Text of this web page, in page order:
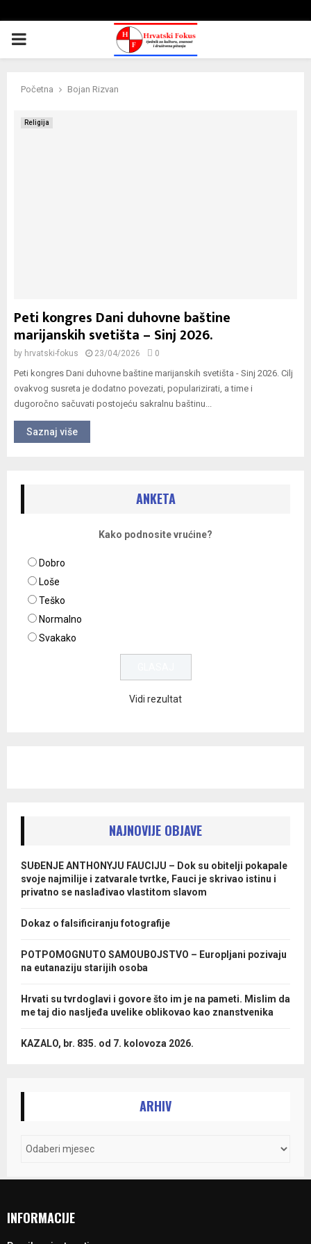
PRIMARY
Početna Bojan Rizvan
Religija
Peti kongres Dani duhovne baštine
marijanskih svetišta – Sinj 2026.
by hrvatski-fokus 23/04/2026 0
Peti kongres Dani duhovne baštine marijanskih svetišta - Sinj 2026. Cilj
ovakvog susreta je dodatno povezati, popularizirati, a time i
dugoročno sačuvati postojeću sakralnu baštinu...
Saznaj više
ANKETA
Kako podnosite vrućine?
Dobro
Loše
Teško
Normalno
Svakako
Vidi rezultat
NAJNOVIJE OBJAVE
SUĐENJE ANTHONYJU FAUCIJU – Dok su obitelji pokapale
svoje najmilije i zatvarale tvrtke, Fauci je skrivao istinu i
privatno se naslađivao vlastitom slavom
Dokaz o falsificiranju fotografije
POTPOMOGNUTO SAMOUBOJSTVO – Europljani pozivaju
na eutanaziju starijih osoba
Hrvati su tvrdoglavi i govore što im je na pameti. Mislim da
me taj dio nasljeđa uvelike oblikovao kao znanstvenika
KAZALO, br. 835. od 7. kolovoza 2026.
ARHIV
INFORMACIJE